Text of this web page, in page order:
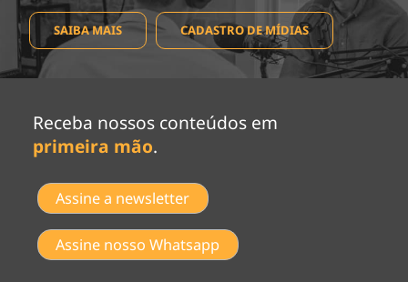
SAIBA MAIS CADASTRO DE MÍDIAS
Receba nossos conteúdos em
primeira mão.
Assine a newsletter
Assine nosso Whatsapp